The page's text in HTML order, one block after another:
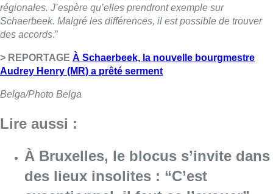
régionales. J’espère qu’elles prendront exemple sur
Schaerbeek. Malgré les différences, il est possible de trouver
des accords.”
> REPORTAGE À Schaerbeek, la nouvelle bourgmestre
Audrey Henry (MR) a prêté serment
Belga/Photo Belga
Lire aussi :
À Bruxelles, le blocus s’invite dans
des lieux insolites : “C’est